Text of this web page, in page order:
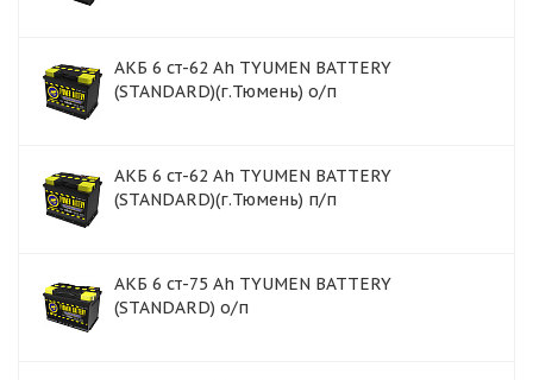
АКБ 6 ст-62 Ah TYUMEN BATTERY
(STANDARD)(г.Тюмень) о/п
АКБ 6 ст-62 Ah TYUMEN BATTERY
(STANDARD)(г.Тюмень) п/п
АКБ 6 ст-75 Аh TYUMEN BATTERY
(STANDARD) о/п